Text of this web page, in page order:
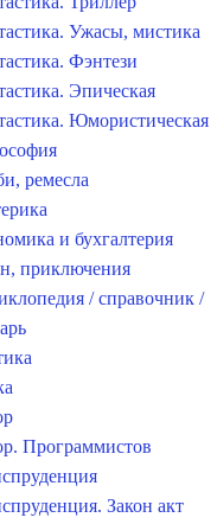
Ужасы, мистика
Фэнтези
Эпическая
Юмористическая
ремесла
и бухгалтерия
приключения
/ справочник /
Программистов
Закон акт